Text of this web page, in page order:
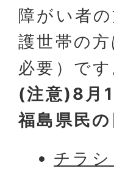
障がい者
護世帯の
必要）です
(注意)8月
福島県民
チラ